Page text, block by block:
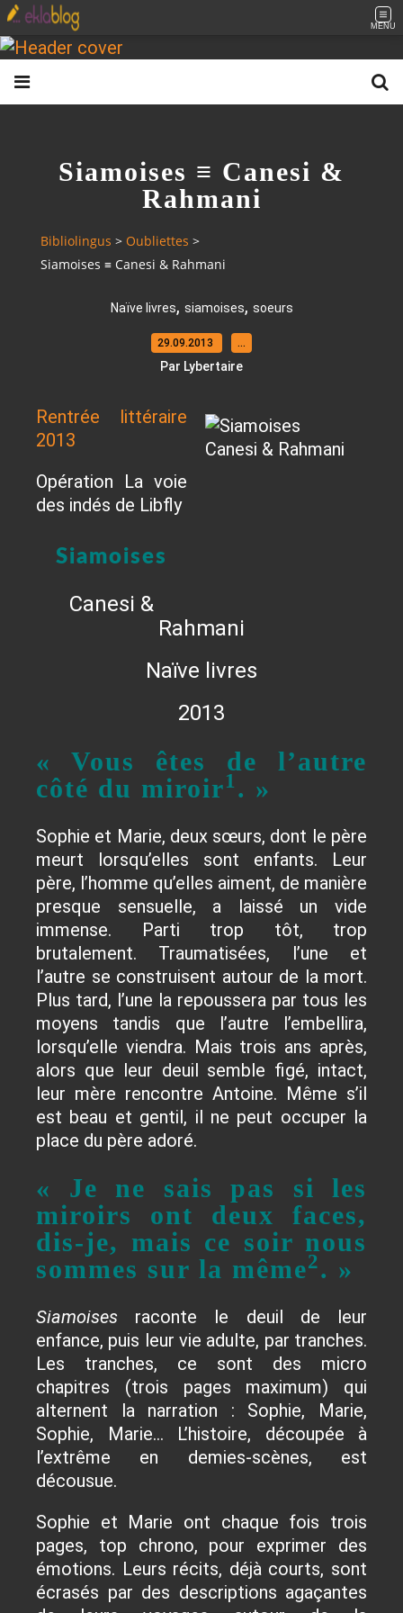
MENU
Siamoises ≡ Canesi &
Rahmani
Bibliolingus > Oubliettes >
Siamoises ≡ Canesi & Rahmani
Naïve livres, siamoises, soeurs
29.09.2013 …
Par Lybertaire
Rentrée littéraire
2013
Opération La voie
des indés de Libfly
Siamoises
Canesi &
Rahmani
Naïve livres
2013
« Vous êtes de l’autre
côté du miroir1. »
Sophie et Marie, deux sœurs, dont le père
meurt lorsqu’elles sont enfants. Leur
père, l’homme qu’elles aiment, de manière
presque sensuelle, a laissé un vide
immense. Parti trop tôt, trop
brutalement. Traumatisées, l’une et
l’autre se construisent autour de la mort.
Plus tard, l’une la repoussera par tous les
moyens tandis que l’autre l’embellira,
lorsqu’elle viendra. Mais trois ans après,
alors que leur deuil semble figé, intact,
leur mère rencontre Antoine. Même s’il
est beau et gentil, il ne peut occuper la
place du père adoré.
« Je ne sais pas si les
miroirs ont deux faces,
dis-je, mais ce soir nous
sommes sur la même2. »
Siamoises raconte le deuil de leur
enfance, puis leur vie adulte, par tranches.
Les tranches, ce sont des micro
chapitres (trois pages maximum) qui
alternent la narration : Sophie, Marie,
Sophie, Marie… L’histoire, découpée à
l’extrême en demies-scènes, est
décousue.
Sophie et Marie ont chaque fois trois
pages, top chrono, pour exprimer des
émotions. Leurs récits, déjà courts, sont
écrasés par des descriptions agaçantes